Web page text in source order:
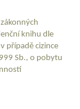
knihu dle
případě cizince
Sb., o pobytu